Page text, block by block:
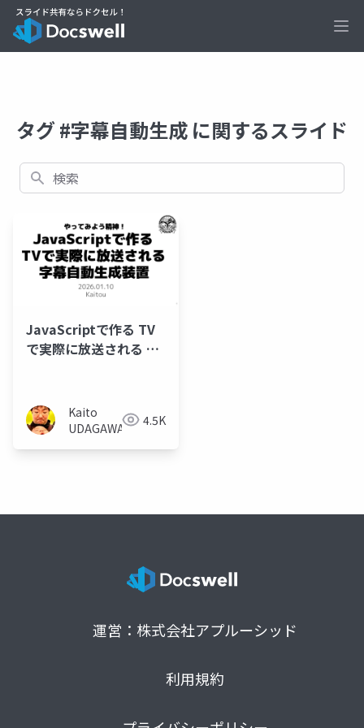
タグ #字幕自動生成 に関するスライド
検索
JavaScriptで作る TV
で実際に放送される 字
Kaito
UDAGAWA
4.5K
運営：株式会社アプルーシッド
利用規約